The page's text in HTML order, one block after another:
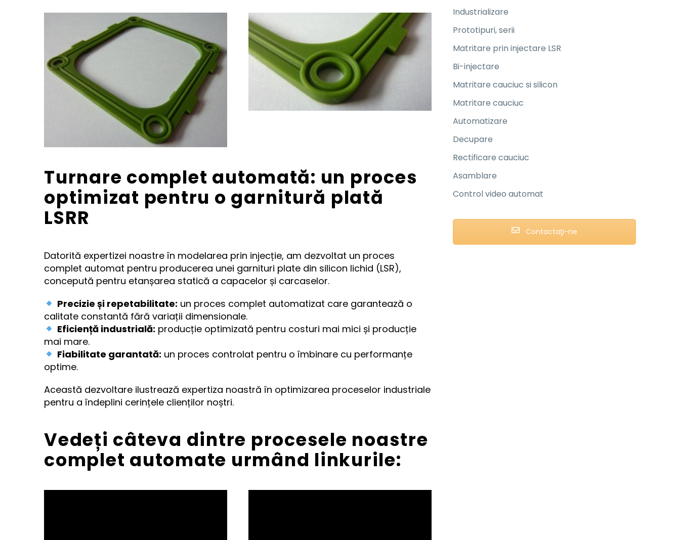
Turnare complet automată: un proces
optimizat pentru o garnitură plată
LSRR
Datorită expertizei noastre în modelarea prin injecție, am dezvoltat un proces
complet automat pentru producerea unei garnituri plate din silicon lichid (LSR),
concepută pentru etanșarea statică a capacelor și carcaselor.
Precizie și repetabilitate: un proces complet automatizat care garantează o
calitate constantă fără variații dimensionale.
Eficiență industrială: producție optimizată pentru costuri mai mici și producție
mai mare.
Fiabilitate garantată: un proces controlat pentru o îmbinare cu performanțe
optime.
Această dezvoltare ilustrează expertiza noastră în optimizarea proceselor industriale
pentru a îndeplini cerințele clienților noștri.
Vedeți câteva dintre procesele noastre
complet automate urmând linkurile:
Industrializare
Prototipuri, serii
Matritare prin injectare LSR
Bi-injectare
Matritare cauciuc si silicon
Matritare cauciuc
Automatizare
Decupare
Rectificare cauciuc
Asamblare
Control video automat
Contactaţi-ne